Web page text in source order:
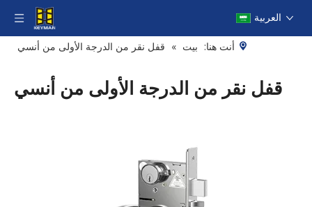
العربية
أنت هنا: بيت » قفل نقر من الدرجة الأولى من أنسي
قفل نقر من الدرجة الأولى من أنسي